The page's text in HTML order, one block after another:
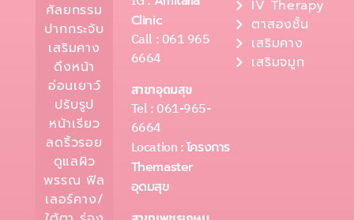
ศัลยกรรม
ปากกระจับ
เสริมคาง
ดึงหน้า
อ่อนเยาว์
ปรับรูป
หน้าเรียว
ลดริ้วรอย
ดูแลผิว
พรรณ ฟิล
เลอร์คาง/
Clinic
Call : 061 965
6664
สาขาอุดมสุข
Tel : 061-965-
6664
Location :โครงการ
Themaster
อุดมสุข
IV Therapy
ตาสองชั้น
เสริมคาง
เสริมจมูก